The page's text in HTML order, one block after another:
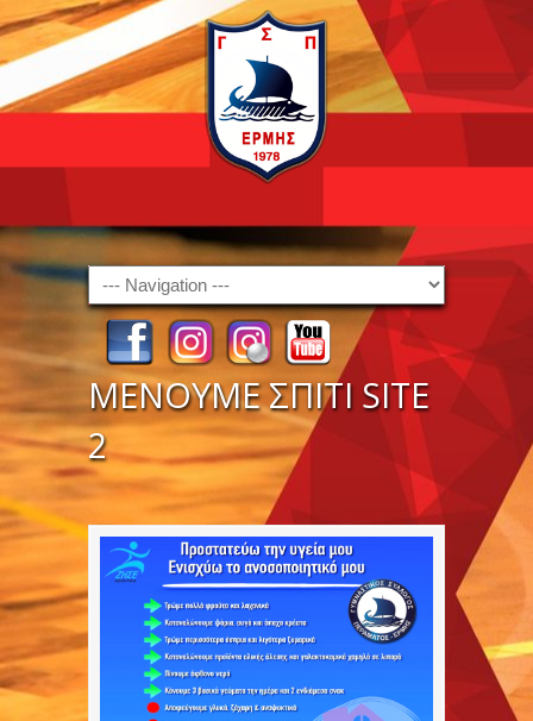
Navigation
ΜΕΝΟΥΜΕ ΣΠΙΤΙ SITE
2